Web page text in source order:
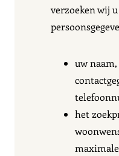
verzoeken wij
uw
het